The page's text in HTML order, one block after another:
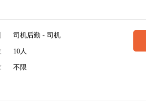
司机后勤 - 司机
10人
不限